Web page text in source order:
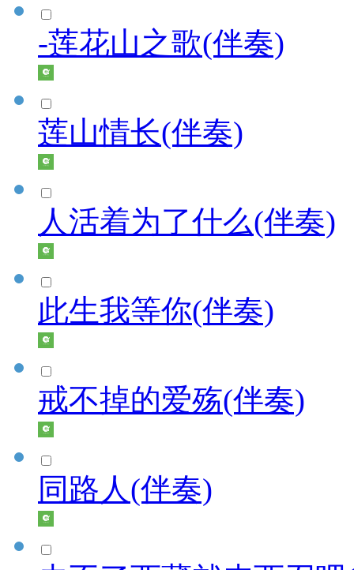
-莲花山之歌(伴奏)
莲山情长(伴奏)
人活着为了什么(伴奏)
此生我等你(伴奏)
戒不掉的爱殇(伴奏)
同路人(伴奏)